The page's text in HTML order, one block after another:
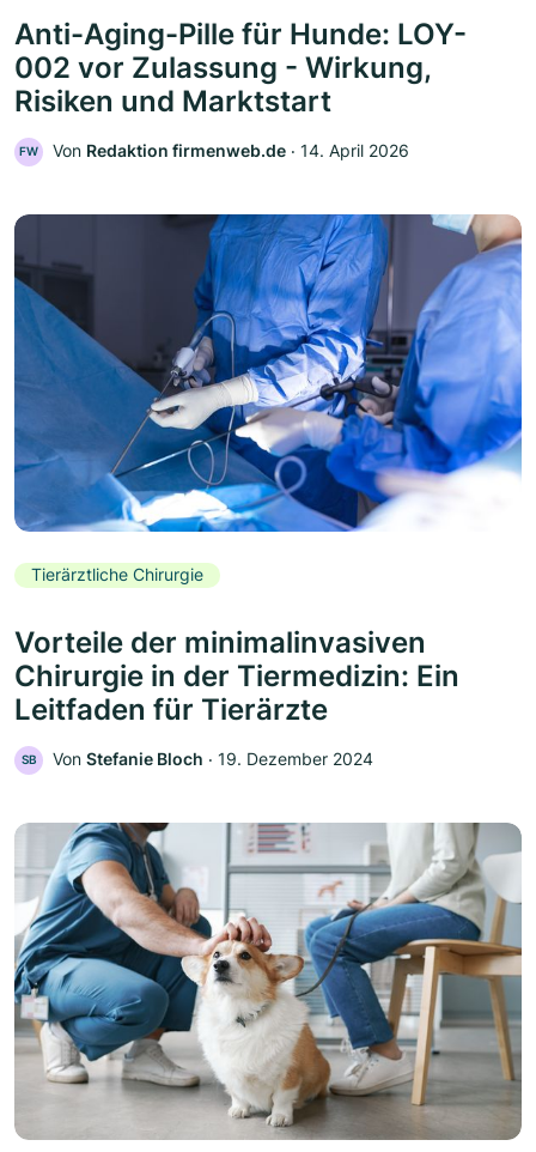
Anti-Aging-Pille für Hunde: LOY-
002 vor Zulassung - Wirkung,
Risiken und Marktstart
FW Von Redaktion firmenweb.de ‧ 14. April 2026
Tierärztliche Chirurgie
Vorteile der minimalinvasiven
Chirurgie in der Tiermedizin: Ein
Leitfaden für Tierärzte
SB Von Stefanie Bloch ‧ 19. Dezember 2024